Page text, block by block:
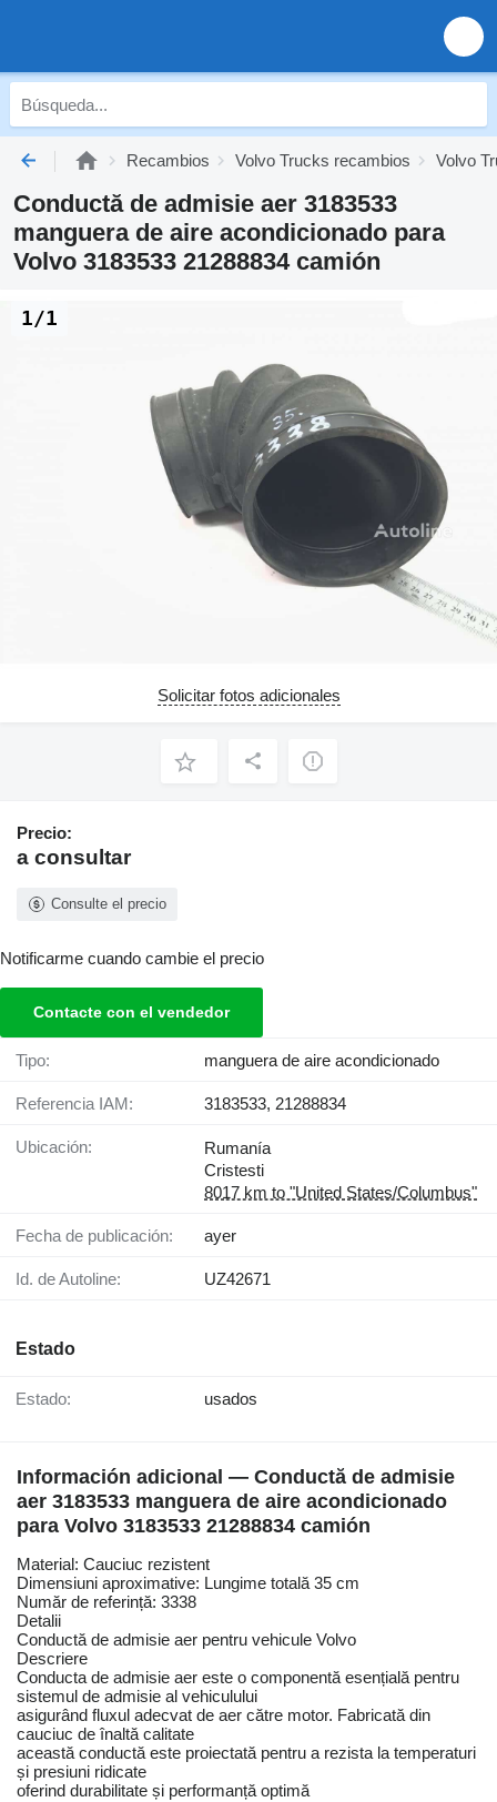
Recambios Volvo Trucks recambios Volvo
Conductă de admisie aer 3183533
manguera de aire acondicionado para
Volvo 3183533 21288834 camión
1/1
Solicitar fotos adicionales
Precio:
a consultar
Consulte el precio
Notificarme cuando cambie el precio
Contacte con el vendedor
Tipo: manguera de aire acondicionado
Referencia IAM: 3183533, 21288834
Ubicación:
Rumanía
Cristesti
8017 km to "United States/Columbus"
Fecha de publicación: ayer
Id. de Autoline: UZ42671
Estado
Estado: usados
Información adicional — Conductă de admisie
aer 3183533 manguera de aire acondicionado
para Volvo 3183533 21288834 camión
Material: Cauciuc rezistent
Dimensiuni aproximative: Lungime totală 35 cm
Număr de referință: 3338
Detalii
Conductă de admisie aer pentru vehicule Volvo
Descriere
Conducta de admisie aer este o componentă esențială pentru
sistemul de admisie al vehiculului
asigurând fluxul adecvat de aer către motor. Fabricată din
cauciuc de înaltă calitate
această conductă este proiectată pentru a rezista la temperaturi
și presiuni ridicate
oferind durabilitate și performanță optimă